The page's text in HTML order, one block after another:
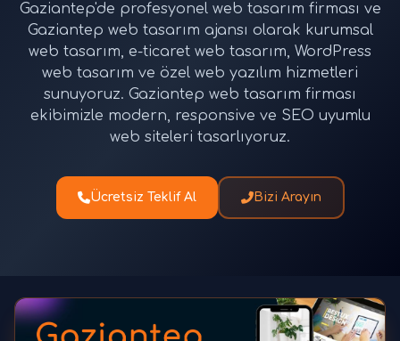
Gaziantep'de profesyonel web tasarım firması ve
Gaziantep web tasarım ajansı olarak kurumsal
web tasarım, e-ticaret web tasarım, WordPress
web tasarım ve özel web yazılım hizmetleri
sunuyoruz. Gaziantep web tasarım firması
ekibimizle modern, responsive ve SEO uyumlu
web siteleri tasarlıyoruz.
Ücretsiz Teklif Al Bizi Arayın